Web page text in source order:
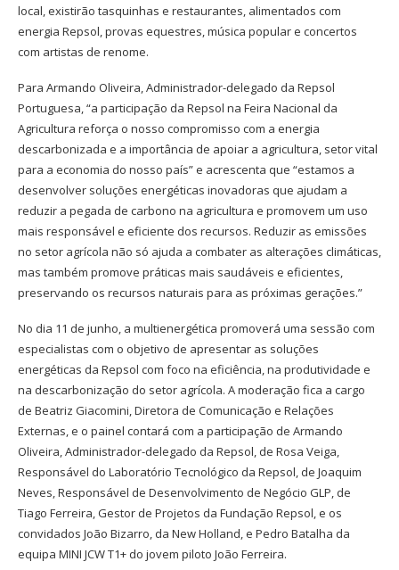
local, existirão tasquinhas e restaurantes, alimentados com
energia Repsol, provas equestres, música popular e concertos
com artistas de renome.
Para Armando Oliveira, Administrador-delegado da Repsol
Portuguesa, “a participação da Repsol na Feira Nacional da
Agricultura reforça o nosso compromisso com a energia
descarbonizada e a importância de apoiar a agricultura, setor vital
para a economia do nosso país” e acrescenta que “estamos a
desenvolver soluções energéticas inovadoras que ajudam a
reduzir a pegada de carbono na agricultura e promovem um uso
mais responsável e eficiente dos recursos. Reduzir as emissões
no setor agrícola não só ajuda a combater as alterações climáticas,
mas também promove práticas mais saudáveis e eficientes,
preservando os recursos naturais para as próximas gerações.”
No dia 11 de junho, a multienergética promoverá uma sessão com
especialistas com o objetivo de apresentar as soluções
energéticas da Repsol com foco na eficiência, na produtividade e
na descarbonização do setor agrícola. A moderação fica a cargo
de Beatriz Giacomini, Diretora de Comunicação e Relações
Externas, e o painel contará com a participação de Armando
Oliveira, Administrador-delegado da Repsol, de Rosa Veiga,
Responsável do Laboratório Tecnológico da Repsol, de Joaquim
Neves, Responsável de Desenvolvimento de Negócio GLP, de
Tiago Ferreira, Gestor de Projetos da Fundação Repsol, e os
convidados João Bizarro, da New Holland, e Pedro Batalha da
equipa MINI JCW T1+ do jovem piloto João Ferreira.